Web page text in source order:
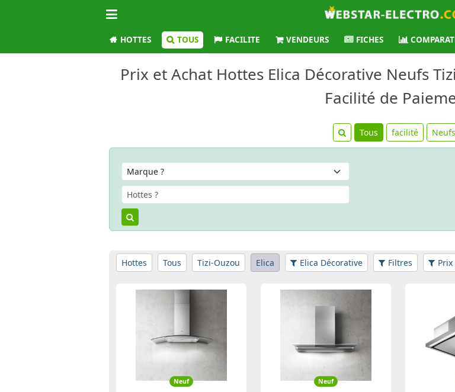
HOTTES TOUS FACILITE VENDEURS FICHES
Prix et Achat Hottes Elica Décorative Neufs
Facilité de
Tous facilité Neufs
Hottes Tous Tizi-Ouzou Elica Elica Décorative Filtres Prix
Neuf Neuf